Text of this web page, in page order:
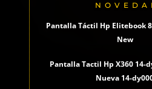
Pantalla Táctil Hp Elitebook
New
Pantalla Tactil Hp X360 14-
Nueva 14-